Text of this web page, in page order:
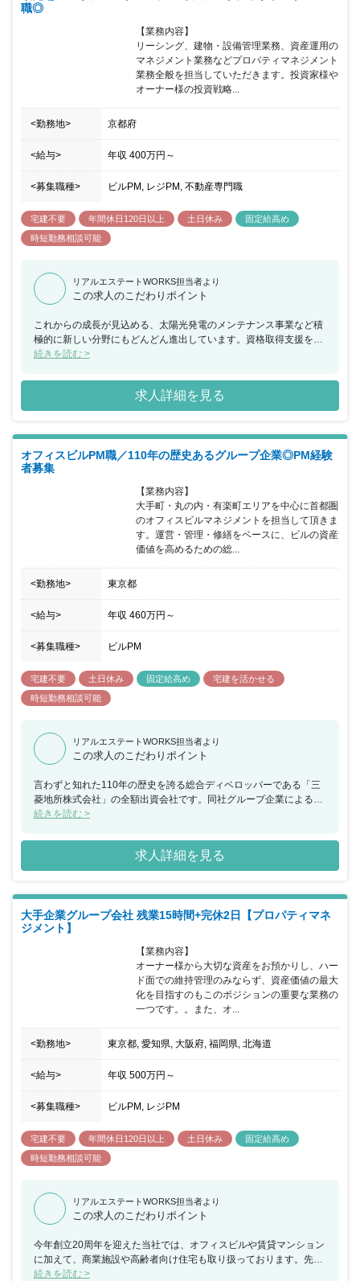
職◎
【業務内容】
リーシング、建物・設備管理業務、資産運用の
マネジメント業務などプロパティマネジメント
業務全般を担当していただきます。投資家様や
オーナー様の投資戦略...
<勤務地> 京都府
<給与> 年収 400万円 ～
<募集職種> ビルPM, レジPM, 不動産専門職
宅建不要 年間休日120日以上 土日休み
固定給高め
時短勤務相談可能
リアルエステートWORKS担当者より
この求人のこだわりポイント
これからの成長が見込める、太陽光発電のメンテナンス事業など積
極的に新しい分野にもどんどん進出しています。資格取得支援を目
的とした各種研修だけでなく大手グループ力を活かしたポジション
おります。また、透明性のある評価制度があり、ワークライフバラ
ンスの充実にも力を入れております。
続きを読む >
求人詳細を見る
オフィスビルPM職／110年の歴史あるグループ企業◎PM経験
者募集
【業務内容】
大手町・丸の内・有楽町エリアを中心に首都圏
のオフィスビルマネジメントを担当して頂きま
す。運営・管理・修繕をベースに、ビルの資産
価値を高めるための総...
<勤務地> 東京都
<給与> 年収 460万円 ～
<募集職種> ビルPM
宅建不要 土日休み 固定給高め
宅建を活かせる
時短勤務相談可能
リアルエステートWORKS担当者より
この求人のこだわりポイント
言わずと知れた110年の歴史を誇る総合ディベロッパーである「三
菱地所株式会社」の全額出資会社です。同社グループ企業による総
合的且つ最適なサービス提供の為幅広い知識が身につきます。
続きを読む >
求人詳細を見る
大手企業グループ会社 残業15時間+完休2日【プロパティマネ
ジメント】
【業務内容】
オーナー様から大切な資産をお預かりし、ハー
ド面での維持管理のみならず、資産価値の最大
化を目指すのもこのポジションの重要な業務の
一つです。。また、オ...
<勤務地> 東京都, 愛知県, 大阪府, 福岡県, 北海道
<給与> 年収 500万円 ～
<募集職種> ビルPM, レジPM
宅建不要 年間休日120日以上 土日休み
固定給高め
時短勤務相談可能
リアルエステートWORKS担当者より
この求人のこだわりポイント
今年創立20周年を迎えた当社では、オフィスビルや賃貸マンション
に加えて、商業施設や高齢者向け住宅も取り扱っております。先進
技術を駆使しながら、これからもお客様の大切な資産を守り、資産
続きを読む >